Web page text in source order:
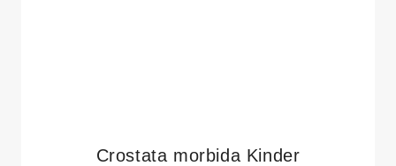
Crostata morbida Kinder